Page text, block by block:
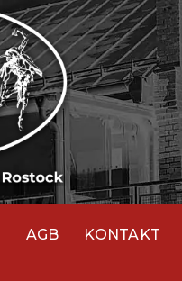
AGB KONTAKT